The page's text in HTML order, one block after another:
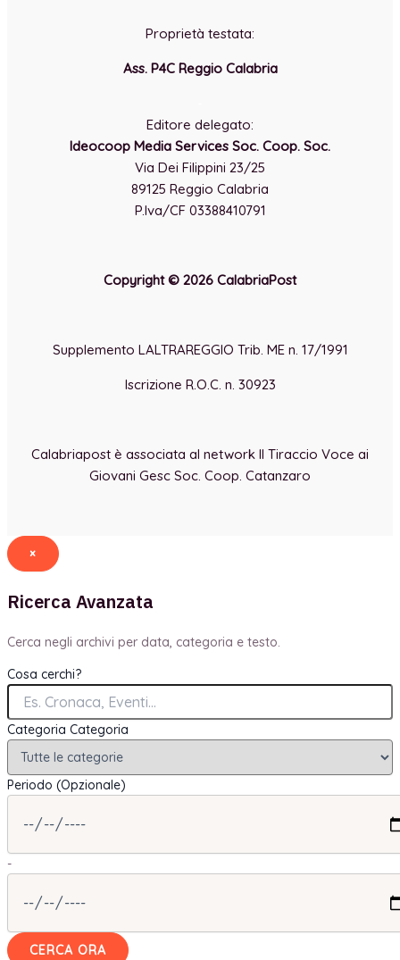
Proprietà testata:
Ass. P4C Reggio Calabria
Editore delegato:
Ideocoop Media Services Soc. Coop. Soc.
Via Dei Filippini 23/25
89125 Reggio Calabria
P.Iva/CF 03388410791
Copyright © 2026 CalabriaPost
Supplemento LALTRAREGGIO Trib. ME n. 17/1991
Iscrizione R.O.C. n. 30923
Calabriapost è associata al network Il Tiraccio Voce ai
Giovani Gesc Soc. Coop. Catanzaro
×
Ricerca Avanzata
Cerca negli archivi per data, categoria e testo.
Cosa cerchi?
Categoria Categoria
Periodo (Opzionale)
-
CERCA ORA